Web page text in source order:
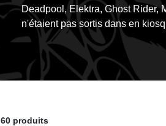
Deadpool, Elektra, Ghost Rider,
n'étaient pas sortis dans en
60 produits